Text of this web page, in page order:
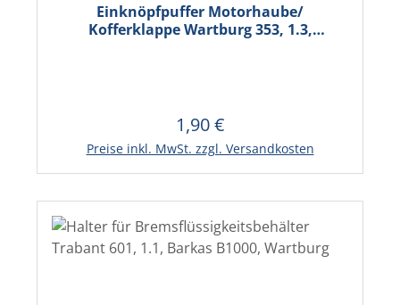
Einknöpfpuffer Motorhaube/
Kofferklappe Wartburg 353, 1.3,
Regulärer Preis:
1,90 €
Preise inkl. MwSt. zzgl. Versandkosten
In den Warenkorb